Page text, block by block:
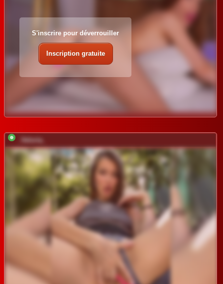
S'inscrire pour déverrouiller
Inscription gratuite
_Veloria_